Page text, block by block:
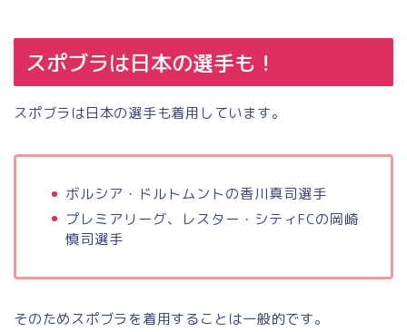
スポブラは日本の選手も！
スポブラは日本の選手も着用しています。
ボルシア・ドルトムントの香川真司選手
プレミアリーグ、レスター・シティFCの岡崎
慎司選手
そのためスポブラを着用することは一般的です。